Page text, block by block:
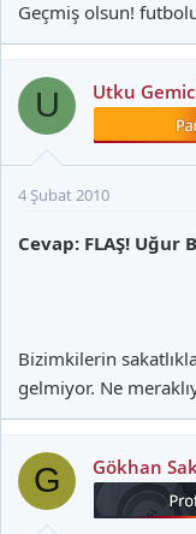
Geçmiş olsun!
U Utku
4 Şubat 2010
Cevap: FLAŞ! Uğur
Bizimkilerin
gelmiyor. Ne
G Gökhan